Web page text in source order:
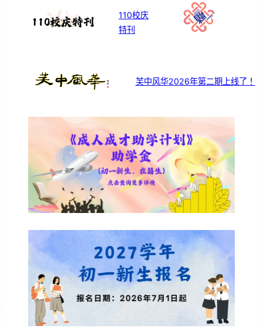
110校庆
特刊
芙中风华2026年第二期上线了！